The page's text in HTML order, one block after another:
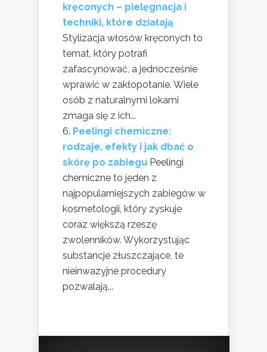
kręconych – pielęgnacja i
techniki, które działają
Stylizacja włosów kręconych to
temat, który potrafi
zafascynować, a jednocześnie
wprawić w zakłopotanie. Wiele
osób z naturalnymi lokami
zmaga się z ich...
Peelingi chemiczne:
rodzaje, efekty i jak dbać o
skórę po zabiegu Peelingi
chemiczne to jeden z
najpopularniejszych zabiegów w
kosmetologii, który zyskuje
coraz większą rzeszę
zwolenników. Wykorzystując
substancje złuszczające, te
nieinwazyjne procedury
pozwalają...